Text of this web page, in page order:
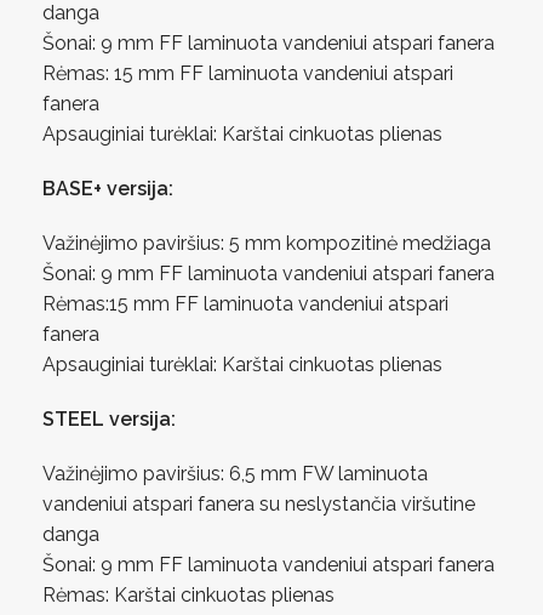
danga
Šonai: 9 mm FF laminuota vandeniui atspari fanera
Rėmas: 15 mm FF laminuota vandeniui atspari
fanera
Apsauginiai turėklai: Karštai cinkuotas plienas
BASE+ versija:
Važinėjimo paviršius: 5 mm kompozitinė medžiaga
Šonai: 9 mm FF laminuota vandeniui atspari fanera
Rėmas:15 mm FF laminuota vandeniui atspari
fanera
Apsauginiai turėklai: Karštai cinkuotas plienas
STEEL versija:
Važinėjimo paviršius: 6,5 mm FW laminuota
vandeniui atspari fanera su neslystančia viršutine
danga
Šonai: 9 mm FF laminuota vandeniui atspari fanera
Rėmas: Karštai cinkuotas plienas